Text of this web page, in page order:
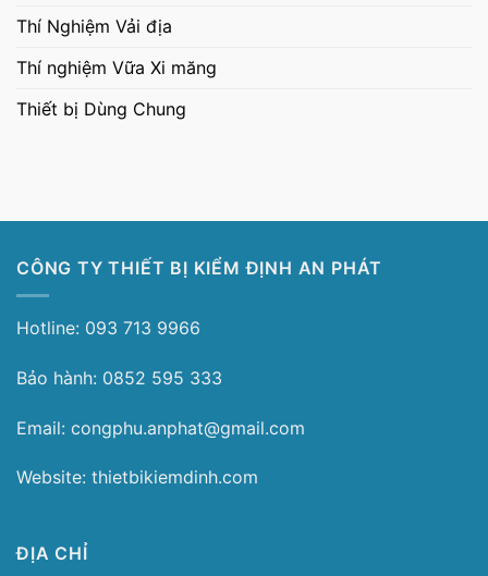
Thí Nghiệm Vải địa
Thí nghiệm Vữa Xi măng
Thiết bị Dùng Chung
CÔNG TY THIẾT BỊ KIỂM ĐỊNH AN PHÁT
Hotline: 093 713 9966
Bảo hành: 0852 595 333
Email: congphu.anphat@gmail.com
Website: thietbikiemdinh.com
ĐỊA CHỈ